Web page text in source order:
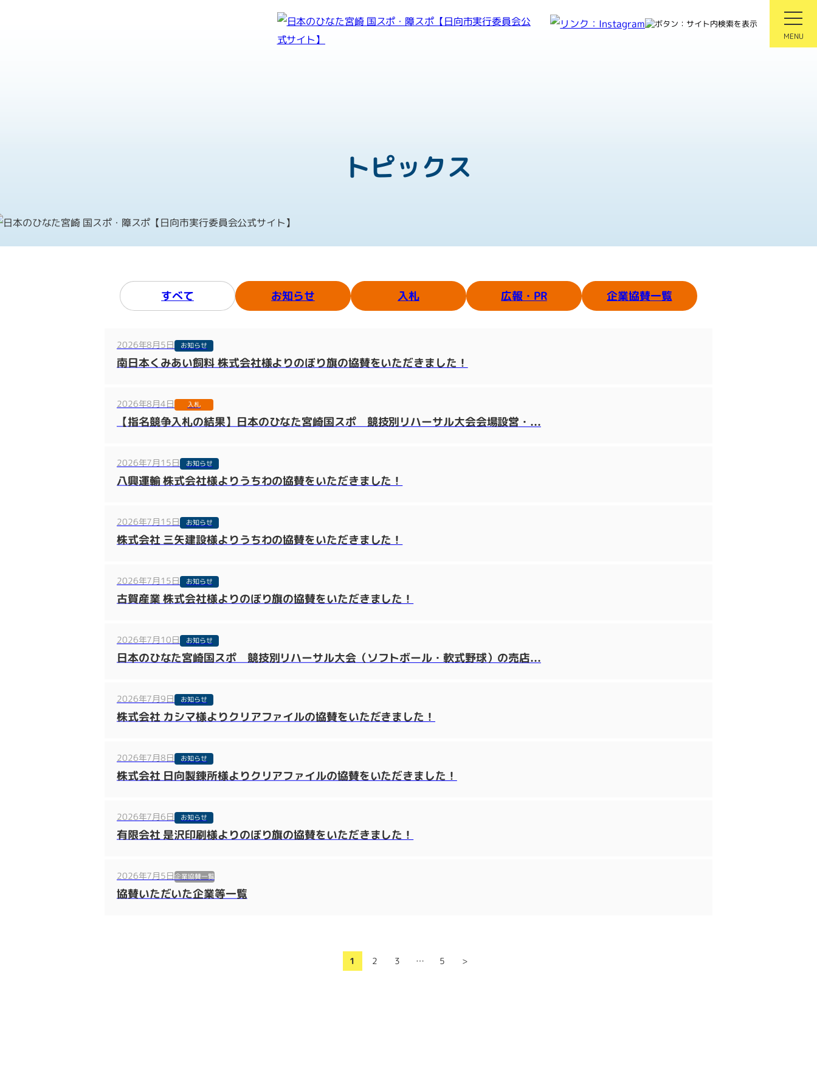
紡ぐ感動 親和となれ
第81回国民スポーツ大会
第26回全国障害者スポーツ大会
MENU
トピックス
すべて お知らせ 入札 広報・PR 企業協賛一覧
2026年8月5日 お知らせ
南日本くみあい飼料 株式会社様よりのぼり旗の協賛をいただきました！
2026年8月4日 入札
【指名競争入札の結果】日本のひなた宮崎国スポ 競技別リハーサル大会会場設営・...
2026年7月15日 お知らせ
八興運輸 株式会社様よりうちわの協賛をいただきました！
2026年7月15日 お知らせ
株式会社 三矢建設様よりうちわの協賛をいただきました！
2026年7月15日 お知らせ
古賀産業 株式会社様よりのぼり旗の協賛をいただきました！
2026年7月10日 お知らせ
日本のひなた宮崎国スポ 競技別リハーサル大会（ソフトボール・軟式野球）の売店...
2026年7月9日 お知らせ
株式会社 カシマ様よりクリアファイルの協賛をいただきました！
2026年7月8日 お知らせ
株式会社 日向製錬所様よりクリアファイルの協賛をいただきました！
2026年7月6日 お知らせ
有限会社 是沢印刷様よりのぼり旗の協賛をいただきました！
2026年7月5日企業協賛一覧
協賛いただいた企業等一覧
1 2 3 … 5 >